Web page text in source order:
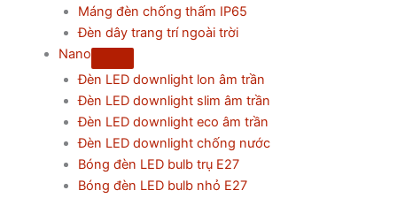
Máng đèn chống thấm IP65
Đèn dây trang trí ngoài trời
Nano
Đèn LED downlight lon âm trần
Đèn LED downlight slim âm trần
Đèn LED downlight eco âm trần
Đèn LED downlight chống nước
Bóng đèn LED bulb trụ E27
Bóng đèn LED bulb nhỏ E27